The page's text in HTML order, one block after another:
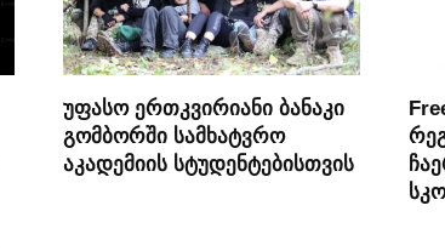
უფასო ერთკვირიანი ბანაკი
გომბორში სამხატვრო
აკადემიის სტუდენტებისთვის